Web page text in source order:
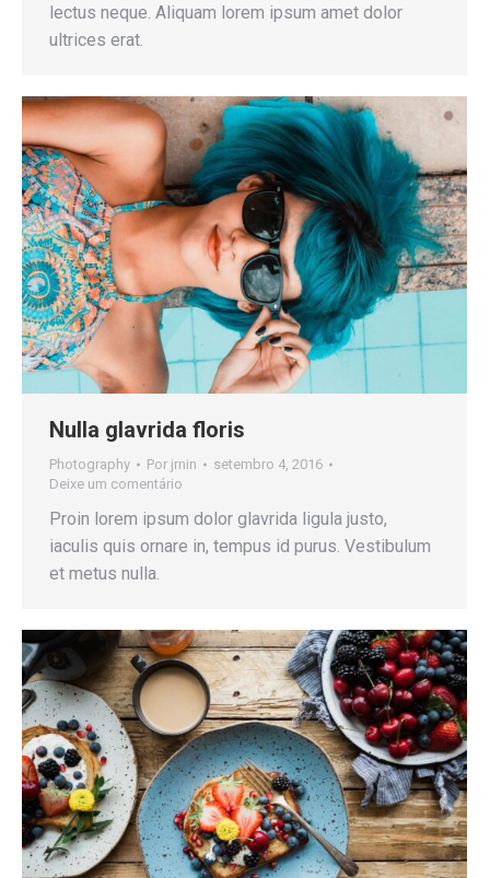
lectus neque. Aliquam lorem ipsum amet dolor
ultrices erat.
Nulla glavrida floris
Photography Por jrnin
setembro 4, 2016
Deixe um comentário
Proin lorem ipsum dolor glavrida ligula justo,
iaculis quis ornare in, tempus id purus. Vestibulum
et metus nulla.